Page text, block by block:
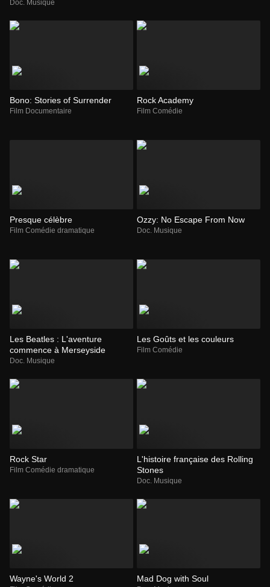
Doc. Musique
Bono: Stories of Surrender
Film Documentaire
Rock Academy
Film Comédie
Presque célèbre
Film Comédie dramatique
Ozzy: No Escape From Now
Doc. Musique
Les Beatles : L'aventure
commence à Merseyside
Doc. Musique
Les Goûts et les couleurs
Film Comédie
Rock Star
Film Comédie dramatique
L'histoire française des Rolling
Stones
Doc. Musique
Wayne's World 2 Mad Dog with Soul